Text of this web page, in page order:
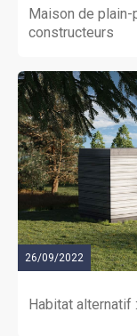
Maison de
constructeurs
26/09/2022
Habitat alternatif